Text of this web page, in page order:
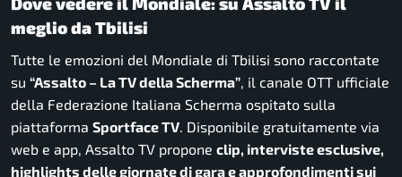
meglio da Tbilisi
Tutte le emozioni del Mondiale di Tbilisi sono raccontate
su “Assalto – La TV della Scherma” , il canale OTT ufficiale
della Federazione Italiana Scherma ospitato sulla
piattaforma Sportface TV . Disponibile gratuitamente via
web e app, Assalto TV propone clip, interviste esclusive,
highlights delle giornate di gara e approfondimenti sui